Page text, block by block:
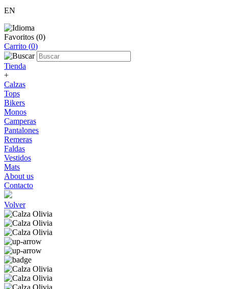
EN
Favoritos (0)
Carrito (0)
Tienda
+
Calzas
Tops
Bikers
Monos
Camperas
Pantalones
Remeras
Faldas
Vestidos
Mats
About us
Contacto
Volver